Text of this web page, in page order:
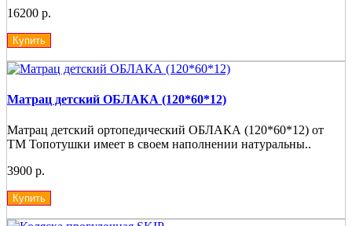
16200 р.
Купить
Матрац детский ОБЛАКА (120*60*12)
Матрац детский ортопедический ОБЛАКА (120*60*12) от
ТМ Топотушки имеет в своем наполнении натуральны..
3900 р.
Купить